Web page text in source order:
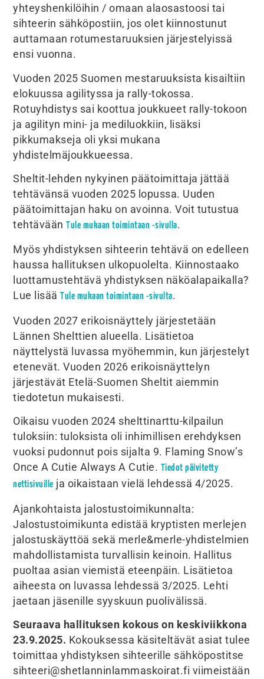
yhteyshenkilöihin / omaan alaosastoosi tai
sihteerin sähköpostiin, jos olet kiinnostunut
auttamaan rotumestaruuksien järjestelyissä
ensi vuonna.
Vuoden 2025 Suomen mestaruuksista kisailtiin
elokuussa agilityssa ja rally-tokossa.
Rotuyhdistys sai koottua joukkueet rally-tokoon
ja agilityn mini- ja mediluokkiin, lisäksi
pikkumakseja oli yksi mukana
yhdistelmäjoukkueessa.
Sheltit-lehden nykyinen päätoimittaja jättää
tehtävänsä vuoden 2025 lopussa. Uuden
päätoimittajan haku on avoinna. Voit tutustua
tehtäväänTule mukaan toimintaan -sivulla.
Myös yhdistyksen sihteerin tehtävä on edelleen
haussa hallituksen ulkopuolelta. Kiinnostaako
luottamustehtävä yhdistyksen näköalapaikalla?
Lue lisääTule mukaan toimintaan -sivulta.
Vuoden 2027 erikoisnäyttely järjestetään
Lännen Shelttien alueella. Lisätietoa
näyttelystä luvassa myöhemmin, kun järjestelyt
etenevät. Vuoden 2026 erikoisnäyttelyn
järjestävät Etelä-Suomen Sheltit aiemmin
tiedotetun mukaisesti.
Oikaisu vuoden 2024 shelttinarttu-kilpailun
tuloksiin: tuloksista oli inhimillisen erehdyksen
vuoksi pudonnut pois sijalta 9. Flaming Snow’s
Once A Cutie Always A Cutie. Tiedot päivitetty
nettisivuille ja oikaistaan vielä lehdessä 4/2025.
Ajankohtaista jalostustoimikunnalta:
Jalostustoimikunta edistää kryptisten merlejen
jalostuskäyttöä sekä merle&merle-yhdistelmien
mahdollistamista turvallisin keinoin. Hallitus
puoltaa asian viemistä eteenpäin. Lisätietoa
aiheesta on luvassa lehdessä 3/2025. Lehti
jaetaan jäsenille syyskuun puolivälissä.
Seuraava hallituksen kokous on keskiviikkona
23.9.2025. Kokouksessa käsiteltävät asiat tulee
toimittaa yhdistyksen sihteerille sähköpostitse
sihteeri@shetlanninlammaskoirat.fi viimeistään